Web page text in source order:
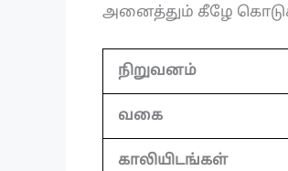
அனைத்தும் கீழே
நிறுவனம்
வகை
காலியிடங்கள்